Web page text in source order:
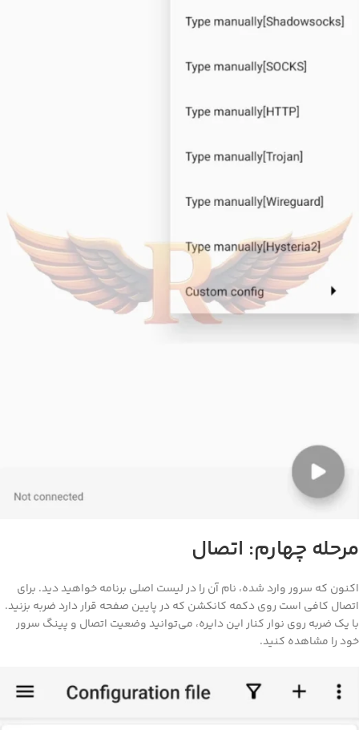
چهارم: اتصال
که سرور وارد شده، نام آن را در لیست اصلی برنامه خواهید دید. برای
کافی است روی دکمه کانکشن که در پایین صفحه قرار دارد ضربه بزنید.
یک ضربه روی نوار کنار این دایره، می‌توانید وضعیت اتصال و پینگ سرور
را مشاهده کنید.